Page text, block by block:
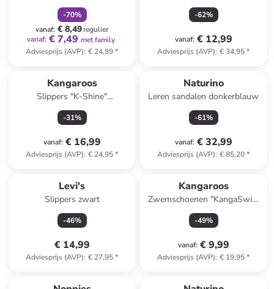
-70%
vanaf: € 8,49regulier
vanaf: € 7,49 met family
Adviesprijs (AVP): € 24,99*
-62%
vanaf: € 12,99
Adviesprijs (AVP): € 34,95*
Kangaroos
Slippers "K-Shine"
meerkleurig/lichtroze
-31%
vanaf: € 16,99
Adviesprijs (AVP): € 24,95*
Naturino
Leren sandalen donkerblauw
-61%
vanaf: € 32,99
Adviesprijs (AVP): € 85,20*
Levi's
Slippers zwart
-46%
€ 14,99
Adviesprijs (AVP): € 27,95*
Kangaroos
Zwemschoenen "KangaSwim
II" roze/turquoise
-49%
vanaf: € 9,99
Adviesprijs (AVP): € 19,95*